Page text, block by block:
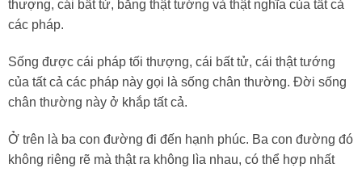
thượng, cái bất tử, bằng thật tướng và thật nghĩa của tất cả
các pháp.
Sống được cái pháp tối thượng, cái bất tử, cái thật tướng
của tất cả các pháp này gọi là sống chân thường. Đời sống
chân thường này ở khắp tất cả.
Ở trên là ba con đường đi đến hạnh phúc. Ba con đường đó
không riêng rẽ mà thật ra không lìa nhau, có thể hợp nhất